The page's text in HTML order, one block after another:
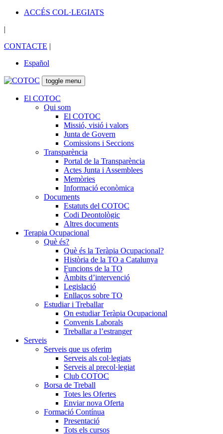
ACCÉS COL·LEGIATS
|
CONTACTE |
Español
toggle menu
El COTOC
Qui som
El COTOC
Missió, visió i valors
Junta de Govern
Comissions i Seccions
Transparència
Portal de la Transparència
Actes Junta i Assemblees
Memòries
Informació econòmica
Documents
Estatuts del COTOC
Codi Deontològic
Altres documents
Terapia Ocupacional
Què és?
Què és la Teràpia Ocupacional?
Història de la TO a Catalunya
Funcions de la TO
Àmbits d’intervenció
Legislació
Enllaços sobre TO
Estudiar i Treballar
On estudiar Teràpia Ocupacional
Convenis Laborals
Treballar a l’estranger
Serveis
Serveis que us oferim
Serveis als col·legiats
Serveis al precol·legiat
Club COTOC
Borsa de Treball
Totes les Ofertes
Enviar nova Oferta
Formació Contínua
Presentació
Tots els cursos